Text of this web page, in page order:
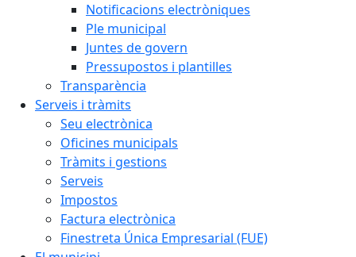
Notificacions electròniques
Ple municipal
Juntes de govern
Pressupostos i plantilles
Transparència
Serveis i tràmits
Seu electrònica
Oficines municipals
Tràmits i gestions
Serveis
Impostos
Factura electrònica
Finestreta Única Empresarial (FUE)